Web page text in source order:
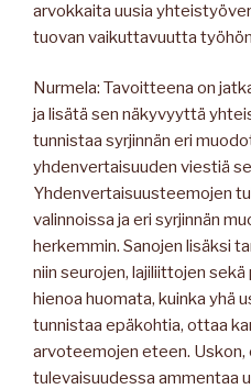
arvokkaita uusia
tuovan vaikuttavuutta
Nurmela: Tavoitteena on
ja lisätä sen näkyvyyttä
tunnistaa syrjinnän eri
yhdenvertaisuuden viestiä
Yhdenvertaisuusteemojen
valinnoissa ja eri syrjinnän
herkemmin. Sanojen lisäksi
niin seurojen, lajiliittojen
hienoa huomata, kuinka yhä
tunnistaa epäkohtia, ottaa
arvoteemojen eteen.
tulevaisuudessa ammentaa